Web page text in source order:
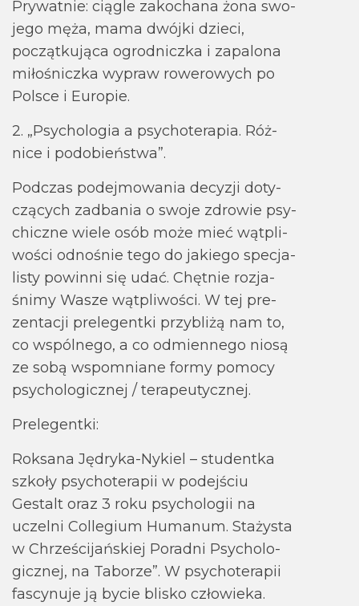
Pry­wat­nie: cią­gle zako­chana żona swo­
jego męża, mama dwójki dzieci,
począt­ku­jąca ogrod­niczka i zapa­lona
miło­śniczka wypraw rowe­ro­wych po
Pol­sce i Euro­pie.
2. „Psy­cho­lo­gia a psy­cho­te­ra­pia. Róż­
nice i podo­bień­stwa”.
Pod­czas podej­mo­wa­nia decy­zji doty­
czą­cych zadba­nia o swoje zdro­wie psy­
chiczne wiele osób może mieć wąt­pli­
wo­ści odno­śnie tego do jakiego spe­cja­
li­sty powinni się udać. Chęt­nie roz­ja­
śnimy Wasze wąt­pli­wo­ści. W tej pre­
zen­ta­cji prelegentki przybliżą nam to,
co wspól­nego, a co odmien­nego niosą
ze sobą wspo­mniane formy pomocy
psy­cho­lo­gicznej / tera­peu­tycz­nej.
Pre­le­gentki:
Rok­sana Jędryka-Nykiel – stu­dentka
szkoły psy­cho­te­ra­pii w podej­ściu
Gestalt oraz 3 roku psy­cho­lo­gii na
uczelni Col­le­gium Huma­num. Sta­ży­sta
w Chrze­ści­jań­skiej Poradni Psy­cho­lo­
gicznej, na Tabo­rze”. W psy­cho­te­ra­pii
fascy­nuje ją bycie bli­sko czło­wieka.